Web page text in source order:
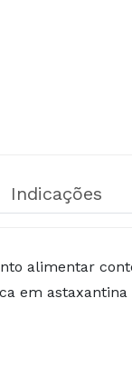
Indicações
alimentar
em